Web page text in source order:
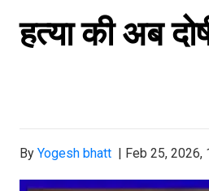
हत्या की अब
By Yogesh bhatt | Feb 25, 2026,